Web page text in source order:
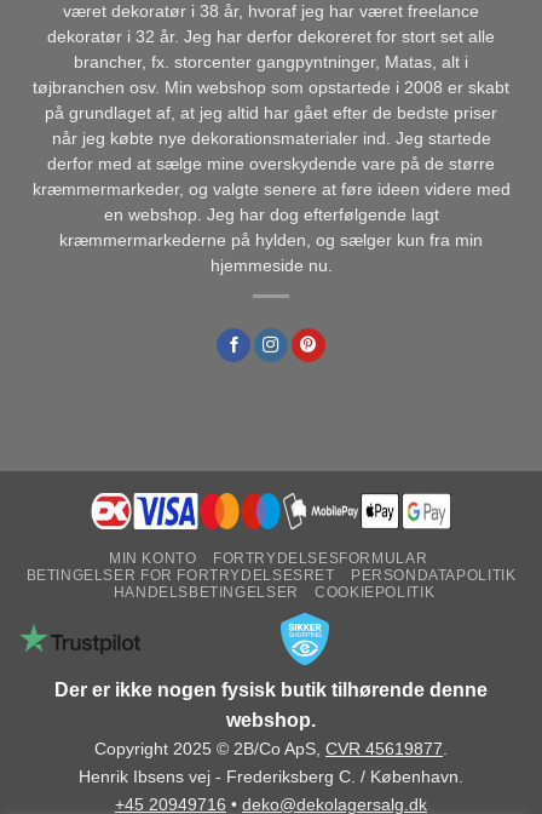
været dekoratør i 38 år, hvoraf jeg har været freelance
dekoratør i 32 år. Jeg har derfor dekoreret for stort set alle
brancher, fx. storcenter gangpyntninger, Matas, alt i
tøjbranchen osv. Min webshop som opstartede i 2008 er skabt
på grundlaget af, at jeg altid har gået efter de bedste priser
når jeg købte nye dekorationsmaterialer ind. Jeg startede
derfor med at sælge mine overskydende vare på de større
kræmmermarkeder, og valgte senere at føre ideen videre med
en webshop. Jeg har dog efterfølgende lagt
kræmmermarkederne på hylden, og sælger kun fra min
hjemmeside nu.
MIN KONTO
FORTRYDELSESFORMULAR
BETINGELSER FOR FORTRYDELSESRET
PERSONDATAPOLITIK
HANDELSBETINGELSER
COOKIEPOLITIK
Der er ikke nogen fysisk butik tilhørende denne
webshop.
Copyright 2025 © 2B/Co ApS, CVR 45619877
Henrik Ibsens vej - Frederiksberg C. / København.
+45 20949716 • deko@dekolagersalg.dk